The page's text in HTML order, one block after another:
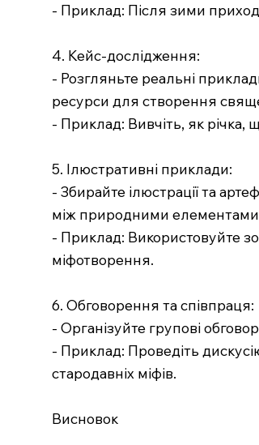
- Приклад: Після зими
4. Кейс-дослідження:
- Розгляньте реальні
ресурси для створення
- Приклад: Вивчіть, як річка,
5. Ілюстративні приклади:
- Збирайте ілюстрації та
між природними
- Приклад: Використовуйте
міфотворення.
6. Обговорення та співпраця:
- Організуйте групові
- Приклад: Проведіть
стародавніх міфів.
Висновок